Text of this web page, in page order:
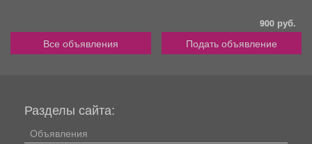
900 руб.
Все объявления Подать объявление
Разделы сайта:
Объявления